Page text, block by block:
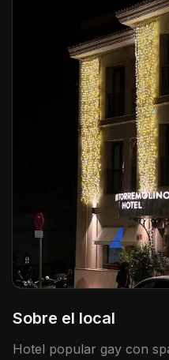
Sobre el local
Hotel popular gay con